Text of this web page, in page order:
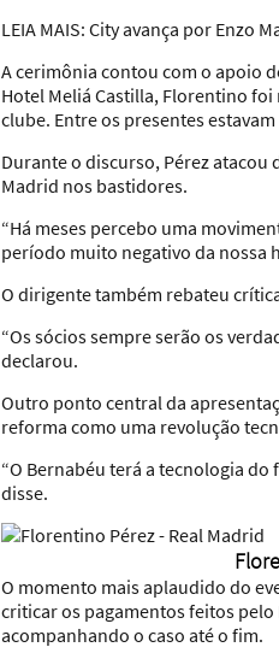
LEIA MAIS: City avança por Enzo
A cerimônia contou com o apoio
Hotel Meliá Castilla, Florentino
clube. Entre os presentes
Durante o discurso, Pérez
Madrid nos bastidores.
“Há meses percebo uma
período muito negativo da nossa
O dirigente também rebateu
“Os sócios sempre serão os
declarou.
Outro ponto central da
reforma como uma revolução
“O Bernabéu terá a tecnologia
disse.
O momento mais aplaudido do
criticar os pagamentos feitos
acompanhando o caso até o fim.